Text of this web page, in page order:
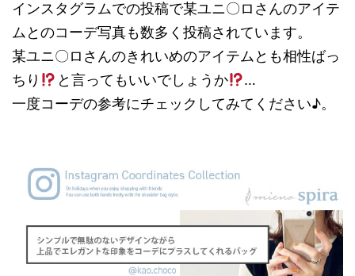
インスタグラムでの投稿で某ユニ〇ロさんのアイテ
ムとのコーデ写真も数多く投稿されています。
某ユニ〇ロさんのきれいめのアイテムとも相性ばっ
ちり
と言ってもいいでしょうか
…
一度コーデの参考にチェックしてみてください♪。